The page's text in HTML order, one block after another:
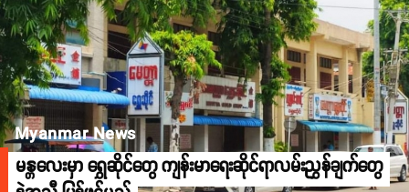
Myanmar News
မန္တလေးမှာ ရွှေဆိုင်တွေ ကျန်းမာရေးဆိုင်ရာလမ်းညွှန်ချက်တွေ